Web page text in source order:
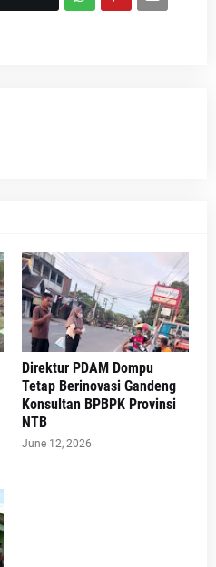
Direktur PDAM Dompu
Tetap Berinovasi Gandeng
Konsultan BPBPK Provinsi
NTB
June 12, 2026